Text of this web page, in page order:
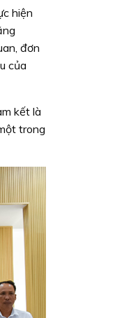
hiện
đơn
của
kết là
trong